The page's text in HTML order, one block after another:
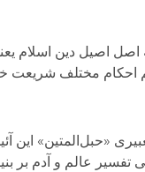
اصل اصیل دین اسلام
احکام مختلف شریعت
«حبل‌المتین» این
تفسیر عالم و آدم بر